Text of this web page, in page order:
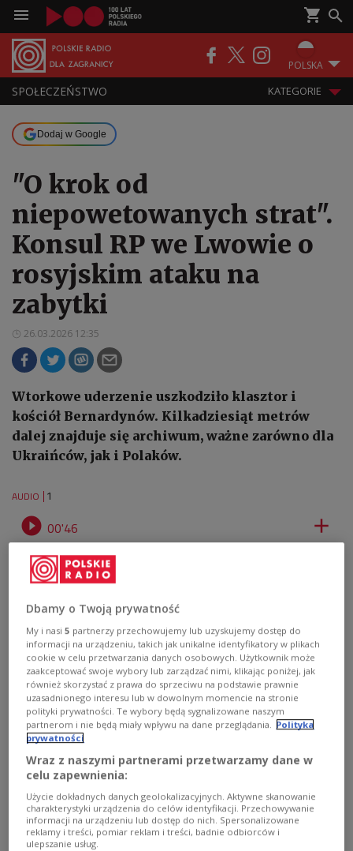
POLSKA
SPOŁECZEŃSTWO KATEGORIE
Dodaj w Google
"O krok od
niepowetowanych strat".
Konsul RP we Lwowie o
rosyjskim ataku na
zabytki
26.03.2026 12:35
Wtorkowe uderzenie uszkodziło klasztor i
kościół Bernardynów. Kilkadziesiąt metrów
dalej znajduje się archiwum, ważne zarówno dla
Ukraińców, jak i Polaków.
AUDIO 1
 00'46 
Lwów - konsul RP: atak dronów mógł doprowadzić do jeszcze większych
strat [posłuchaj]
Atak Rosjan na zabytkowe centrum Lwowa
Dbamy o Twoją prywatność
My i nasi5 partnerzy przechowujemy lub uzyskujemy dostęp do
informacji na urządzeniu, takich jak unikalne identyfikatory w plikach
cookie w celu przetwarzania danych osobowych. Użytkownik może
zaakceptować swoje wybory lub zarządzać nimi, klikając poniżej, jak
również skorzystać z prawa do sprzeciwu na podstawie prawnie
uzasadnionego interesu lub w dowolnym momencie na stronie
polityki prywatności. Te wybory będą sygnalizowane naszym
partnerom i nie będą miały wpływu na dane przeglądania.
Polityka
prywatności
Wraz z naszymi partnerami przetwarzamy dane w
celu zapewnienia:
Użycie dokładnych danych geolokalizacyjnych. Aktywne skanowanie
charakterystyki urządzenia do celów identyfikacji. Przechowywanie
informacji na urządzeniu lub dostęp do nich. Spersonalizowane
reklamy i treści, pomiar reklam i treści, badnie odbiorców i
ulepszanie usług.